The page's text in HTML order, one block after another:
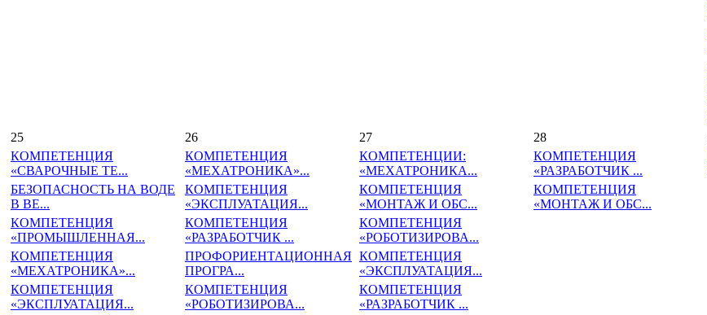
25
КОМПЕТЕНЦИЯ
«СВАРОЧНЫЕ ТЕ...
БЕЗОПАСНОСТЬ НА ВОДЕ
В ВЕ...
КОМПЕТЕНЦИЯ
«ПРОМЫШЛЕННАЯ...
КОМПЕТЕНЦИЯ
«МЕХАТРОНИКА»...
КОМПЕТЕНЦИЯ
«ЭКСПЛУАТАЦИЯ...
26
КОМПЕТЕНЦИЯ
«МЕХАТРОНИКА»...
КОМПЕТЕНЦИЯ
«ЭКСПЛУАТАЦИЯ...
КОМПЕТЕНЦИЯ
«РАЗРАБОТЧИК ...
ПРОФОРИЕНТАЦИОННАЯ
ПРОГРА...
КОМПЕТЕНЦИЯ
«РОБОТИЗИРОВА...
27
КОМПЕТЕНЦИИ:
«МЕХАТРОНИКА...
КОМПЕТЕНЦИЯ
«МОНТАЖ И ОБС...
КОМПЕТЕНЦИЯ
«РОБОТИЗИРОВА...
КОМПЕТЕНЦИЯ
«ЭКСПЛУАТАЦИЯ...
КОМПЕТЕНЦИЯ
«РАЗРАБОТЧИК ...
28
КОМПЕТЕНЦИЯ
«РАЗРАБОТЧИК ...
КОМПЕТЕНЦИЯ
«МОНТАЖ И ОБС...